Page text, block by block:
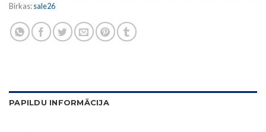
Birkas:sale26
PAPILDU INFORMĀCIJA